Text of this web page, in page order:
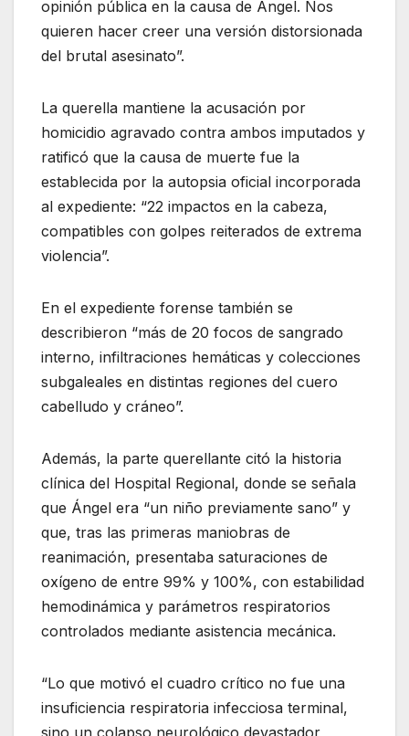
opinión pública en la causa de Ángel. Nos
quieren hacer creer una versión distorsionada
del brutal asesinato”.
La querella mantiene la acusación por
homicidio agravado contra ambos imputados y
ratificó que la causa de muerte fue la
establecida por la autopsia oficial incorporada
al expediente: “22 impactos en la cabeza,
compatibles con golpes reiterados de extrema
violencia”.
En el expediente forense también se
describieron “más de 20 focos de sangrado
interno, infiltraciones hemáticas y colecciones
subgaleales en distintas regiones del cuero
cabelludo y cráneo”.
Además, la parte querellante citó la historia
clínica del Hospital Regional, donde se señala
que Ángel era “un niño previamente sano” y
que, tras las primeras maniobras de
reanimación, presentaba saturaciones de
oxígeno de entre 99% y 100%, con estabilidad
hemodinámica y parámetros respiratorios
controlados mediante asistencia mecánica.
“Lo que motivó el cuadro crítico no fue una
insuficiencia respiratoria infecciosa terminal,
sino un colapso neurológico devastador,